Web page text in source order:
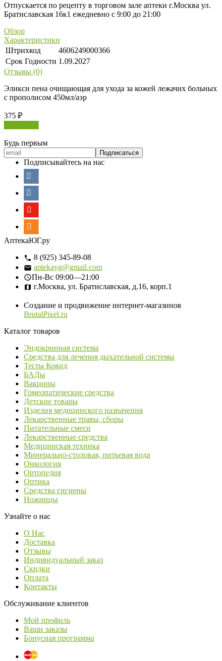
Отпускается по рецепту в торговом зале аптеки г.Москва ул.
Братиславская 16к1 ежедневно с 9:00 до 21:00
Обзор
Характеристики
Штрихкод
4606249000366
Срок Годности 1.09.2027
Отзывы (0)
Эликси пена очищающая для ухода за кожей лежачих больных
с прополисом 450мл/аэр
375 ₽
Будь первым
Подписывайтесь на нас
АптекаЮГ.ру
8 (925) 345-89-08
aptekayg@gmail.com
Пн-Вс 09:00—21:00
г.Москва, ул. Братиславская, д.16, корп.1
Создание и продвижение интернет-магазинов
BrutalPixel.ru
Каталог товаров
Эндокринная система
Средства для лечения дыхательной системы
Тесты Ковид
БАДы
Вакцины
Гомеопатические средства
Детские товары
Изделия медицинского назначения
Лекарственные травы, сборы
Питательные смеси
Лекарственные средства
Медицинская техника
Минерально-столовая, питьевая вода
Онкология
Ортопедия
Оптика
Средства гигиены
Ножницы
Узнайте о нас
О Нас
Доставка
Отзывы
Индивидуальный заказ
Скидки
Оплата
Контакты
Обслуживание клиентов
Мой профиль
Ваши заказы
Бонусная программа